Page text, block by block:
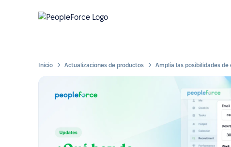
Inicio Actualizaciones de productos